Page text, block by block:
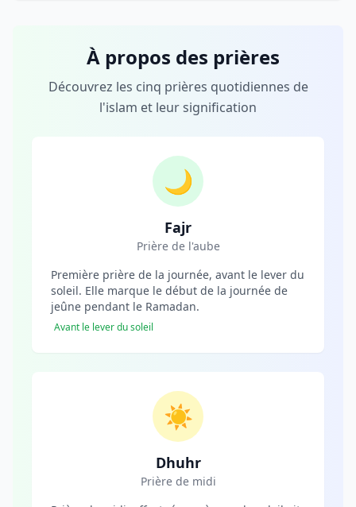
À propos des prières
Découvrez les cinq prières quotidiennes de
l'islam et leur signification
🌙
Fajr
Prière de l'aube
Première prière de la journée, avant le lever du
soleil. Elle marque le début de la journée de
jeûne pendant le Ramadan.
Avant le lever du soleil
☀️
Dhuhr
Prière de midi